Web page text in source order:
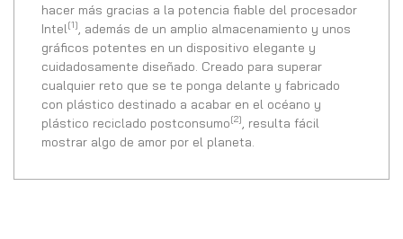
hacer más gracias a la potencia fiable del procesador
Intel [1]
, además de un amplio almacenamiento y unos
gráficos potentes en un dispositivo elegante y
cuidadosamente diseñado. Creado para superar
cualquier reto que se te ponga delante y fabricado
con plástico destinado a acabar en el océano y
plástico reciclado postconsumo[2]
, resulta fácil
mostrar algo de amor por el planeta.